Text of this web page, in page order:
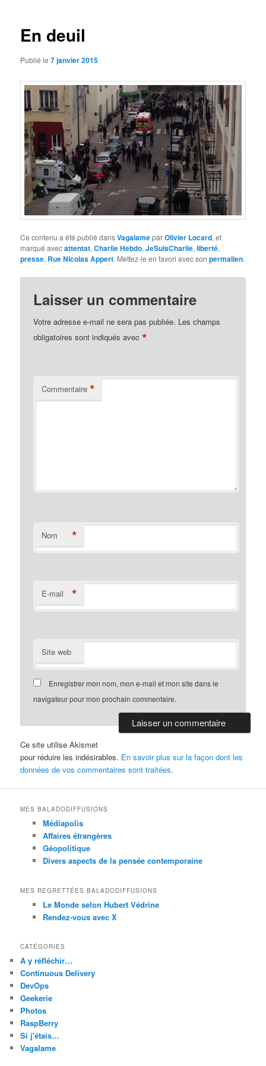
En deuil
Publié le7 janvier 2015
Ce contenu a été publié dansVagalameparOlivier Locard, et
marqué avecattentat,Charlie Hebdo,JeSuisCharlie,liberté,
presse, Rue Nicolas Appert. Mettez-le en favori avec sonpermalien.
Laisser un commentaire
Votre adresse e-mail ne sera pas publiée. Les champs
obligatoires sont indiqués avec*
Commentaire *
Nom *
E-mail *
Site web
Enregistrer mon nom, mon e-mail et mon site dans le
navigateur pour mon prochain commentaire.
Ce site utilise Akismet
pour réduire les indésirables. En savoir plus sur la façon dont les
données de vos commentaires sont traitées.
MES BALADODIFFUSIONS
Médiapolis
Affaires étrangères
Géopolitique
Divers aspects de la pensée contemporaine
MES REGRETTÉES BALADODIFFUSIONS
Le Monde selon Hubert Védrine
Rendez-vous avec X
CATÉGORIES
A y réfléchir…
Continuous Delivery
DevOps
Geekerie
Photos
RaspBerry
Si j'étais…
Vagalame